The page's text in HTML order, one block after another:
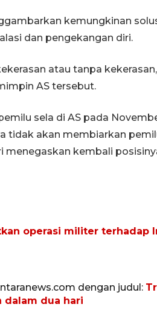
kemungkinan
dan pengekangan diri.
atau tanpa
AS tersebut.
sela di AS pada
tidak akan membiarkan
menegaskan kembali
operasi militer terhadap
dengan judul:
dalam dua hari